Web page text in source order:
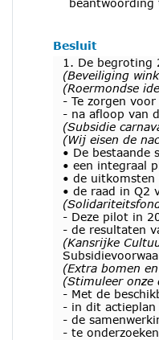
beantwoording
Besluit
1. De begroting
(Beveiliging
(Roermondse
- Te zorgen
- na afloop van
(Subsidie
(Wij eisen de
• De bestaande
• een integraal
• de
• de raad in Q2
- Deze pilot in
- de resultaten
(Kansrijke
(Extra bomen
(Stimuleer onze
- Met de
- in dit actieplan
- de
- te